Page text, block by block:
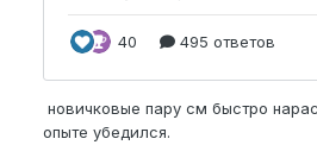
новичковые пару см быстро
опыте убедился.